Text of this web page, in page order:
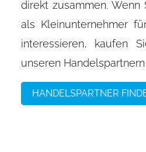
direkt zusammen.
als Kleinunternehmer
interessieren, kaufen
unseren Handelspartnern
HANDELSPARTNER